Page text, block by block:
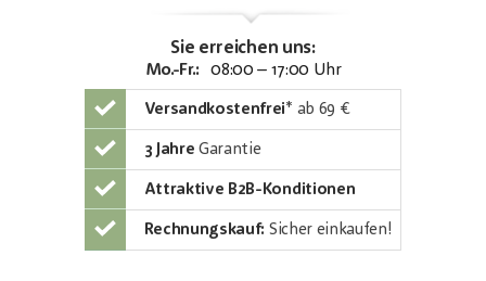
Sie erreichen uns:
Mo.-Fr.: 08:00 – 17:00 Uhr
Versandkostenfrei* ab 69 €
3 Jahre Garantie
Attraktive B2B-Konditionen
Rechnungskauf: Sicher einkaufen!